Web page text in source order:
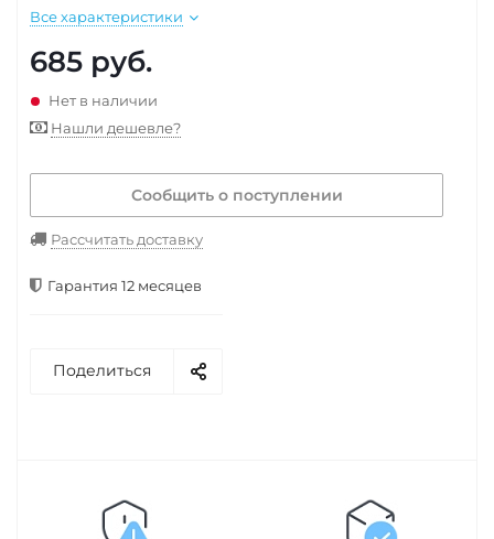
Все характеристики
685 руб.
Нет в наличии
Нашли дешевле?
Сообщить о поступлении
Рассчитать доставку
Гарантия 12 месяцев
Поделиться